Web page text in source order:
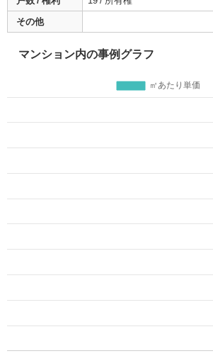
その他
マンション内の事例グラフ